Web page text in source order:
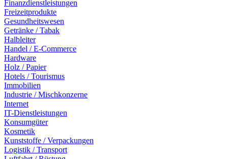
Finanzdienstleistungen
Freizeitprodukte
Gesundheitswesen
Getränke / Tabak
Halbleiter
Handel / E-Commerce
Hardware
Holz / Papier
Hotels / Tourismus
Immobilien
Industrie / Mischkonzerne
Internet
IT-Dienstleistungen
Konsumgüter
Kosmetik
Kunststoffe / Verpackungen
Logistik / Transport